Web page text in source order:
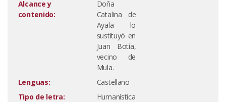
Alcance y
contenido:
Doña
Catalina de
Ayala lo
sustituyó en
Juan Botía,
vecino de
Mula.
Lenguas:
Castellano
Tipo de letra:
Humanística